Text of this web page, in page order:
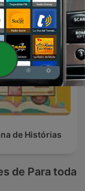
de Histórias
de Para toda